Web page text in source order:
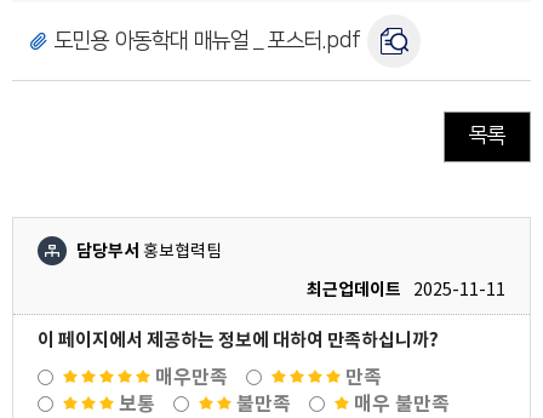
도민용 아동학대 매뉴얼＿포스터.pdf
목록
담당부서 홍보협력팀
최근업데이트
2025-11-11
이 페이지에서 제공하는 정보에 대하여 만족하십니까?
매우만족
만족
보통
불만족 매우 불만족